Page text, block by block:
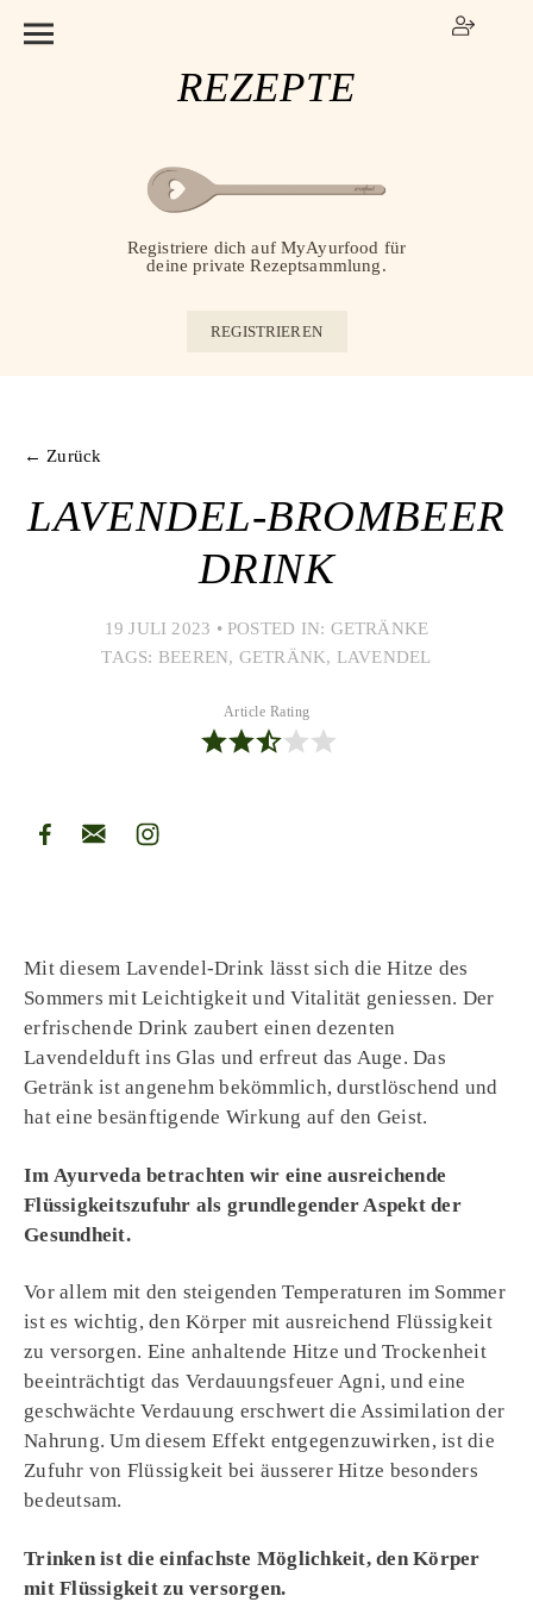
REZEPTE
Registriere dich auf MyAyurfood für
deine private Rezeptsammlung.
REGISTRIEREN
← Zurück
LAVENDEL-BROMBEER
DRINK
19 JULI 2023 • POSTED IN: GETRÄNKE
TAGS: BEEREN, GETRÄNK, LAVENDEL
Article Rating
Mit diesem Lavendel-Drink lässt sich die Hitze des
Sommers mit Leichtigkeit und Vitalität geniessen. Der
erfrischende Drink zaubert einen dezenten
Lavendelduft ins Glas und erfreut das Auge. Das
Getränk ist angenehm bekömmlich, durstlöschend und
hat eine besänftigende Wirkung auf den Geist.
Im Ayurveda betrachten wir eine ausreichende
Flüssigkeitszufuhr als grundlegender Aspekt der
Gesundheit.
Vor allem mit den steigenden Temperaturen im Sommer
ist es wichtig, den Körper mit ausreichend Flüssigkeit
zu versorgen. Eine anhaltende Hitze und Trockenheit
beeinträchtigt das Verdauungsfeuer Agni, und eine
geschwächte Verdauung erschwert die Assimilation der
Nahrung. Um diesem Effekt entgegenzuwirken, ist die
Zufuhr von Flüssigkeit bei äusserer Hitze besonders
bedeutsam.
Trinken ist die einfachste Möglichkeit, den Körper
mit Flüssigkeit zu versorgen.